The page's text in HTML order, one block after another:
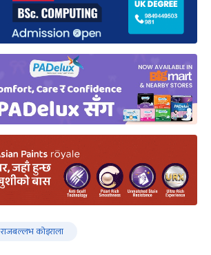
राजबल्लभ कोइराला